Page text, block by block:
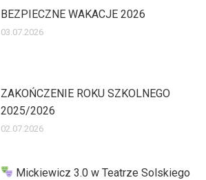
BEZPIECZNE WAKACJE 2026
03.07.2026
ZAKOŃCZENIE ROKU SZKOLNEGO
2025/2026
02.07.2026
Mickiewicz 3.0 w Teatrze Solskiego